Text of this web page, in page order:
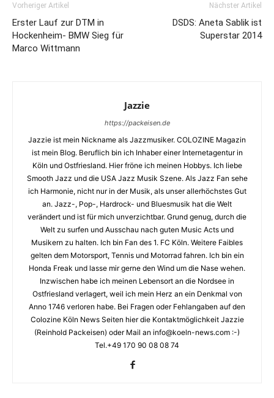
Vorheriger Artikel
Erster Lauf zur DTM in
Hockenheim- BMW Sieg für
Marco Wittmann
Nächster Artikel
DSDS: Aneta Sablik ist
Superstar 2014
Jazzie
https://packeisen.de
Jazzie ist mein Nickname als Jazzmusiker. COLOZINE Magazin
ist mein Blog. Beruflich bin ich Inhaber einer Internetagentur in
Köln und Ostfriesland. Hier fröne ich meinen Hobbys. Ich liebe
Smooth Jazz und die USA Jazz Musik Szene. Als Jazz Fan sehe
ich Harmonie, nicht nur in der Musik, als unser allerhöchstes Gut
an. Jazz-, Pop-, Hardrock- und Bluesmusik hat die Welt
verändert und ist für mich unverzichtbar. Grund genug, durch die
Welt zu surfen und Ausschau nach guten Music Acts und
Musikern zu halten. Ich bin Fan des 1. FC Köln. Weitere Faibles
gelten dem Motorsport, Tennis und Motorrad fahren. Ich bin ein
Honda Freak und lasse mir gerne den Wind um die Nase wehen.
Inzwischen habe ich meinen Lebensort an die Nordsee in
Ostfriesland verlagert, weil ich mein Herz an ein Denkmal von
Anno 1746 verloren habe. Bei Fragen oder Fehlangaben auf den
Colozine Köln News Seiten hier die Kontaktmöglichkeit Jazzie
(Reinhold Packeisen) oder Mail an info@koeln-news.com :-)
Tel.+49 170 90 08 08 74